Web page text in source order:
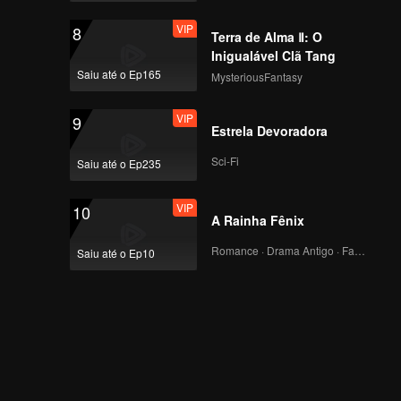
8
Saiu até o Ep165
VIP
Terra de Alma Ⅱ: O
Inigualável Clã Tang
MysteriousFantasy
9
Saiu até o Ep235
VIP
Estrela Devoradora
Sci-Fi
10
Saiu até o Ep10
VIP
A Rainha Fênix